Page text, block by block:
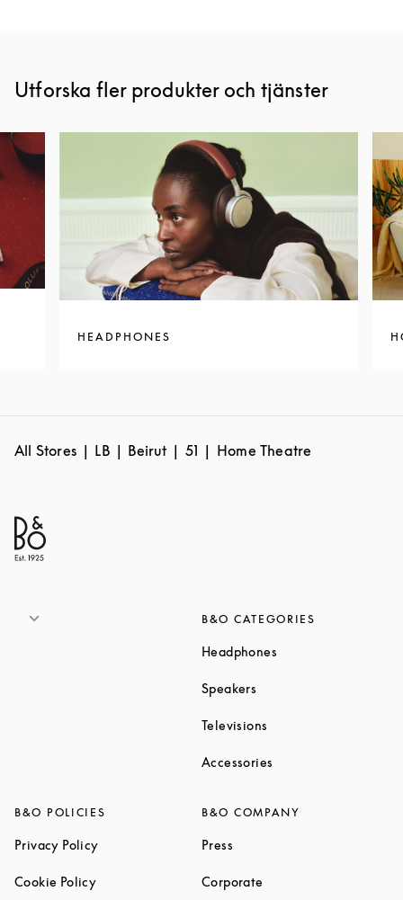
Utforska fler produkter och tjänster
HEADPHONES
All Stores LB Beirut 51 Home Theatre
B&O CATEGORIES
Headphones
Speakers
Televisions
Accessories
B&O POLICIES
Privacy PolicyLink Opens in New Tab
Cookie PolicyLink Opens in New Tab
B&O COMPANY
Press
Corporate